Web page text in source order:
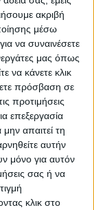
ακριβή
μέσω
να συναινέσετε
μας όπως
να κάνετε κλικ
πρόσβαση σε
προτιμήσεις
επεξεργασία
απαιτεί τη
αυτήν
μόνο για αυτόν
σας ή να
κλικ στο
που μας
τέλος στη
τις
Ρουμανία